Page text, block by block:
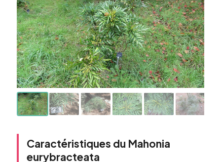
Caractéristiques du Mahonia
eurybracteata